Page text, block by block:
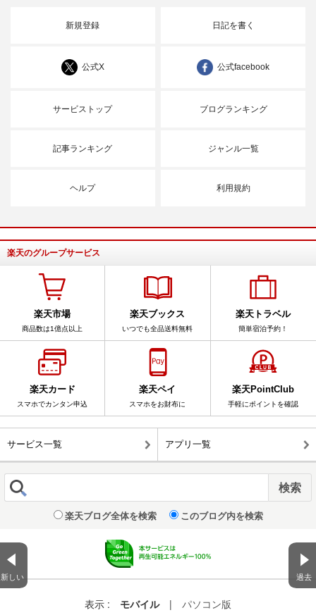
新しい 過去
新規登録 日記を書く
公式X 公式facebook
サービストップ ブログランキング
記事ランキング ジャンル一覧
ヘルプ 利用規約
楽天のグループサービス
楽天市場
商品数は1億点以上
楽天ブックス
いつでも全品送料無料
楽天トラベル
簡単宿泊予約！
楽天カード
スマホでカンタン申込
楽天ペイ
スマホをお財布に
楽天PointClub
手軽にポイントを確認
サービス一覧 アプリ一覧
楽天ブログ全体を検索 このブログ内を検索
表示 : モバイル | パソコン版